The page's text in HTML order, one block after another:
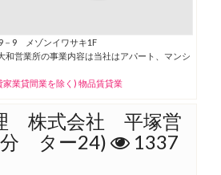
－9 メゾンイワサキ1F
営業所の事業内容は当社はアパート、マンシ
業貸間業を除く) 物品賃貸業
株式会社 平塚営
分 ター24)
1337